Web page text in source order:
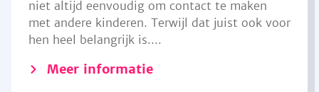
niet altijd eenvoudig om contact te maken
met andere kinderen. Terwijl dat juist ook voor
hen heel belangrijk is....
Meer informatie